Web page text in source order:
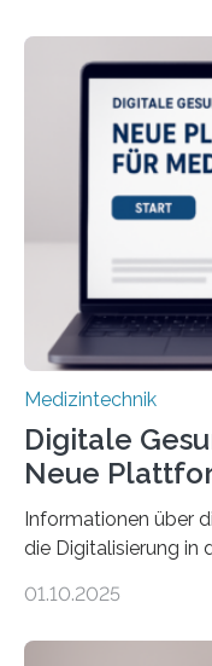
und Boris Burr von
dafür eine
physiologische
übermittelt werden
kann dadurch auch
einbeziehen, auf die
Einfluss nehmen.
Medizintechnik
Digitale
Neue
Informationen über
die Digitalisierung in
seriösen und
01.10.2025